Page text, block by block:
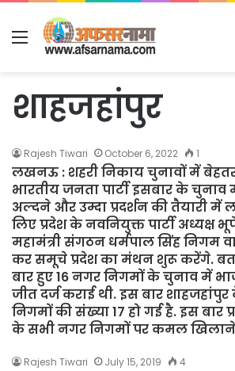
Menu
शाहजहांपुर
Rajesh Tiwari October 6, 2022 1
लखनऊ : शहरी निकाय चुनावों में बेहतर
भारतीय जनता पार्टी इसबार के
अल्दने और उम्दा प्रदर्शन की तैयारी
लिए प्रदेश के नवनियुक्त पार्टी अध्यक्ष
महामंत्री संगठन धर्मपाल सिंह निगम
कर समूचे प्रदेश का मंथन शुरू करेंगे.
बार हुए 16 नगर निगमों के चुनाव में
जीत दर्ज कराई थी. इस बार
निगमों की संख्या 17 हो गई है. इस बार
के सभी नगर निगमों पर कमल खिलाने
Rajesh Tiwari July 15, 2019 4